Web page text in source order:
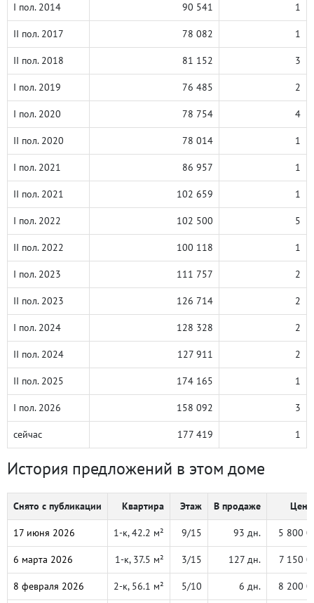
I пол. 2014 90 541 1
II пол. 2017 78 082 1
II пол. 2018 81 152 3
I пол. 2019 76 485 2
I пол. 2020 78 754 4
II пол. 2020 78 014 1
I пол. 2021 86 957 1
II пол. 2021 102 659 1
I пол. 2022 102 500 5
II пол. 2022 100 118 1
I пол. 2023 111 757 2
II пол. 2023 126 714 2
I пол. 2024 128 328 2
II пол. 2024 127 911 2
II пол. 2025 174 165 1
I пол. 2026 158 092 3
сейчас 177 419 1
История предложений в этом доме
Снято с публикации Квартира Этаж В продаже
17 июня 2026 1-к, 42.2 м² 9/15 93 дн. 5 800
6 марта 2026 1-к, 37.5 м² 3/15 127 дн. 7 150
8 февраля 2026 2-к, 56.1 м² 5/10 6 дн. 8 200